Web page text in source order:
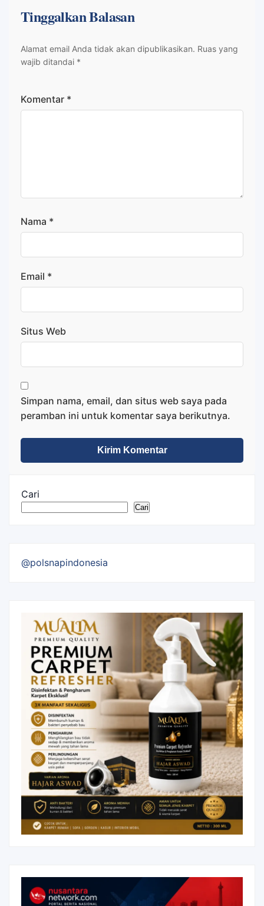
Tinggalkan Balasan
Alamat email Anda tidak akan dipublikasikan. Ruas yang
wajib ditandai *
Komentar *
Nama *
Email *
Situs Web
Simpan nama, email, dan situs web saya pada
peramban ini untuk komentar saya berikutnya.
Cari
Cari
@polsnapindonesia